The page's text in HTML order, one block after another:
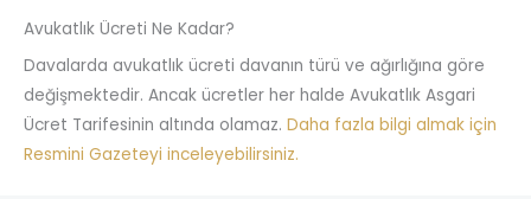
Avukatlık Ücreti Ne Kadar?
Davalarda avukatlık ücreti davanın türü ve ağırlığına göre
değişmektedir. Ancak ücretler her halde Avukatlık Asgari
Ücret Tarifesinin altında olamaz. Daha fazla bilgi almak için
Resmini Gazeteyi inceleyebilirsiniz.